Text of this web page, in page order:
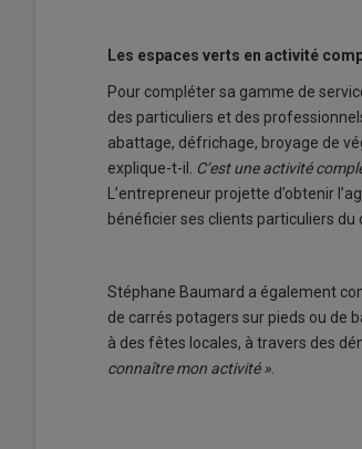
Les espaces verts en activité
Pour compléter sa gamme de
des particuliers et des
abattage, défrichage, broyage de
explique-t-il. C’est une activité
L’entrepreneur projette d’obtenir
bénéficier ses clients particuliers
Stéphane Baumard a également
de carrés potagers sur pieds ou de
à des fêtes locales, à travers des
connaître mon activité ».